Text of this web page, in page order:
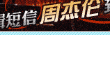
起；二是
离。水晶
[元旦]当